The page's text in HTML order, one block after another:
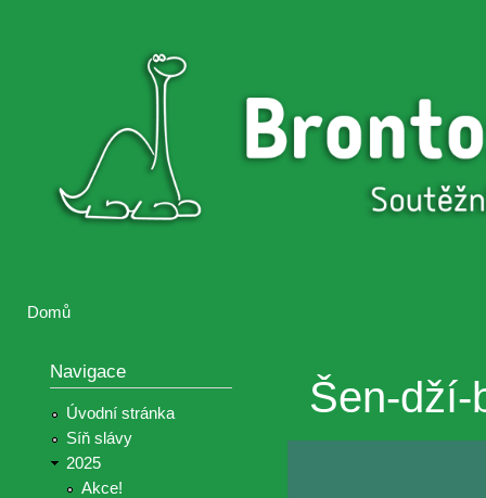
Brontosaurus
Brontosaurus
Domů
Navigace
Úvodní stránka
Síň slávy
2025
Akce!
Šen-dží-